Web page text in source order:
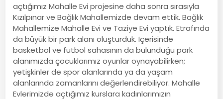
açtığımız Mahalle Evi projesine daha sonra sırasıyla
Kızılpınar ve Bağlık Mahallemizde devam ettik. Bağlık
Mahallemize Mahalle Evi ve Taziye Evi yaptık. Etrafında
da büyük bir park alanı oluşturduk. İçerisinde
basketbol ve futbol sahasının da bulunduğu park
alanımızda çocuklarımız oyunlar oynayabilirken;
yetişkinler de spor alanlarında ya da yaşam
alanlarında zamanlarını değerlendirebiliyor. Mahalle
Evlerimizde açtığımız kurslara kadınlarımızın